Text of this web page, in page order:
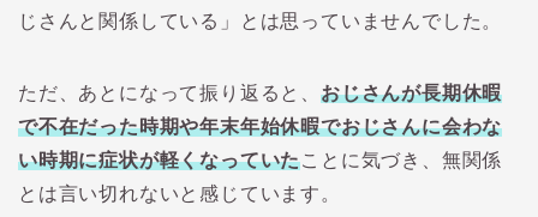
じさんと関係している」とは思っていませんでした。
ただ、あとになって振り返ると、 おじさんが長期休暇
で不在だった時期や年末年始休暇でおじさんに会わな
い時期に症状が軽くなっていたことに気づき、 無関係
とは言い切れないと感じています。